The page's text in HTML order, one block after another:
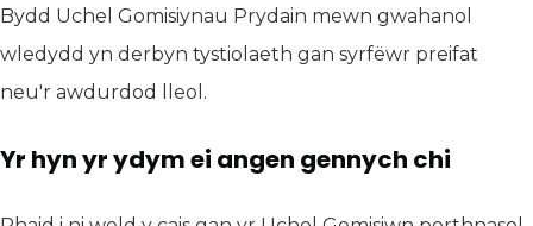
Bydd Uchel Gomisiynau Prydain mewn gwahanol
wledydd yn derbyn tystiolaeth gan syrfëwr preifat
neu'r awdurdod lleol.
Yr hyn yr ydym ei angen gennych chi